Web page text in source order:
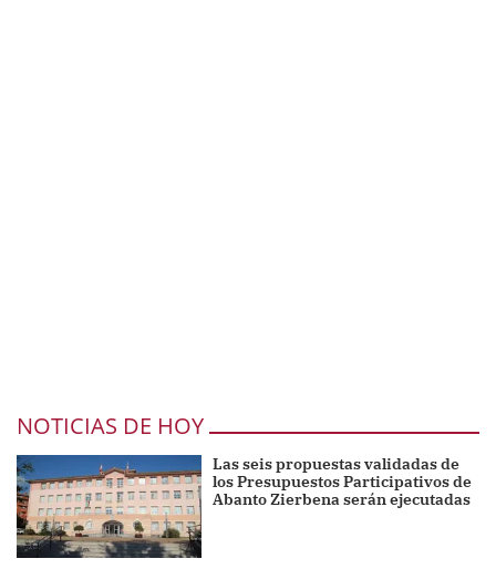
NOTICIAS DE HOY
Las seis propuestas validadas de
los Presupuestos Participativos de
Abanto Zierbena serán ejecutadas